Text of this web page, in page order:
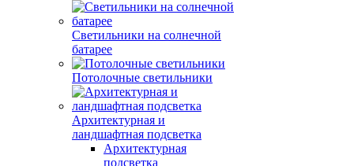
Светильники на солнечной
батарее
Потолочные светильники
Архитектурная и
ландшафтная подсветка
Архитектурная
подсветка